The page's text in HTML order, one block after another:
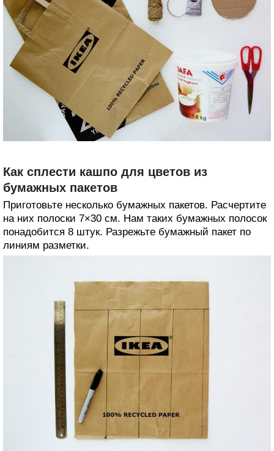
Как сплести кашпо для цветов из
бумажных пакетов
Приготовьте несколько бумажных пакетов. Расчертите
на них полоски 7×30 см. Нам таких бумажных полосок
понадобится 8 штук. Разрежьте бумажный пакет по
линиям разметки.